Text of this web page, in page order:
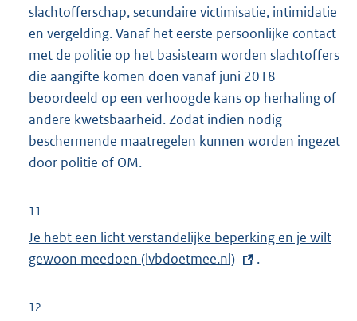
slachtofferschap, secundaire victimisatie, intimidatie
en vergelding. Vanaf het eerste persoonlijke contact
met de politie op het basisteam worden slachtoffers
die aangifte komen doen vanaf juni 2018
beoordeeld op een verhoogde kans op herhaling of
andere kwetsbaarheid. Zodat indien nodig
beschermende maatregelen kunnen worden ingezet
door politie of OM.
11
E
x
e
Je hebt een licht verstandelijke beperking en je wilt
gewoon meedoen (lvbdoetmee.nl)
.
12